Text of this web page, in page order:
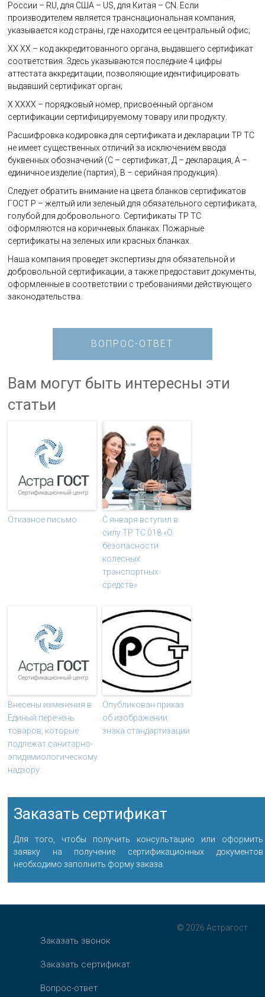
России – RU, для США – US, для Китая – CN. Если
производителем является транснациональная компания,
указывается код страны, где находится ее центральный офис;
ХХ ХХ – код аккредитованного органа, выдавшего сертификат
соответствия. Здесь указываются последние 4 цифры
аттестата аккредитации, позволяющие идентифицировать
выдавший сертификат орган;
Х ХХХХ – порядковый номер, присвоенный органом
сертификации сертифицируемому товару или продукту.
Расшифровка кодировка для сертификата и декларации ТР ТС
не имеет существенных отличий за исключением ввода
буквенных обозначений (С – сертификат, Д – декларация, А –
единичное изделие (партия), В – серийная продукция).
Следует обратить внимание на цвета бланков сертификатов
ГОСТ Р – желтый или зеленый для обязательного сертификата,
голубой для добровольного. Сертификаты ТР ТС
оформляются на коричневых бланках. Пожарные
сертификаты на зеленых или красных бланках.
Наша компания проведет экспертизы для обязательной и
добровольной сертификации, а также предоставит документы,
оформленные в соответствии с требованиями действующего
законодательства.
ВОПРОС-ОТВЕТ
Вам могут быть интересны эти
статьи
Отказное письмо
С января вступил в
силу ТР ТС 018 «О
безопасности
колесных
транспортных
средств»
Внесены изменения в
Единый перечень
товаров, которые
подлежат санитарно-
эпидемиологическому
надзору
Опубликован приказ
об изображении
знака стандартизации
Заказать сертификат
Для того, чтобы получить консультацию или оформить
заявку на получение сертификационных документов
необходимо заполнить форму заказа.
Заказать звонок
Заказать сертификат
Вопрос-ответ
© 2026 Астрагост